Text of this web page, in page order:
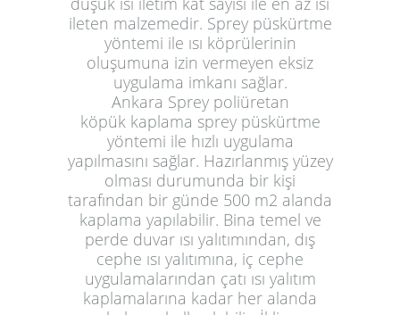
ileten malzemedir. Sprey püskürtme
yöntemi ile ısı köprülerinin
oluşumuna izin vermeyen eksiz
uygulama imkanı sağlar.
Ankara Sprey poliüretan
köpük kaplama sprey püskürtme
yöntemi ile hızlı uygulama
yapılmasını sağlar. Hazırlanmış yüzey
olması durumunda bir kişi
tarafından bir günde 500 m2 alanda
kaplama yapılabilir. Bina temel ve
perde duvar ısı yalıtımından, dış
cephe ısı yalıtımına, iç cephe
uygulamalarından çatı ısı yalıtım
kaplamalarına kadar her alanda